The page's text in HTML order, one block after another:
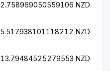
2.758969050559106 NZD
5.517938101118212 NZD
13.79484525279553 NZD